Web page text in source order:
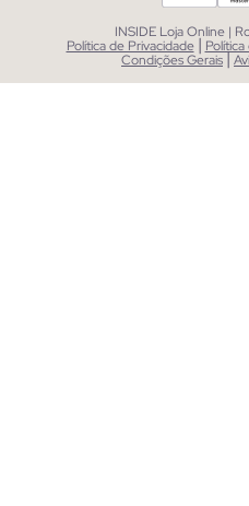
INSIDE Loja Online |
Política de Privacidade |
Condições Gerais|